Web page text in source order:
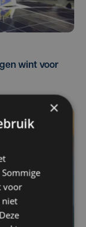
wint voor
×
voor
niet